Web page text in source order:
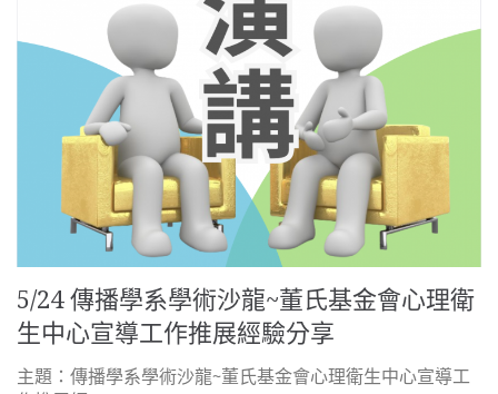
5/24 傳播學系學術沙龍~董氏基金會心理衛
生中心宣導工作推展經驗分享
主題：傳播學系學術沙龍~董氏基金會心理衛生中心宣導工